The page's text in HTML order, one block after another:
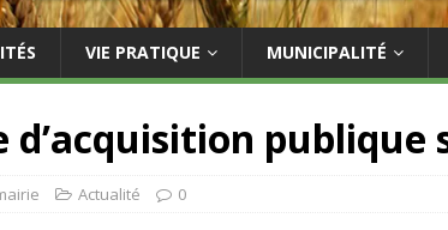
VIE PRATIQUE MUNICIPALITÉ
d’acquisition publique
Actualité 0